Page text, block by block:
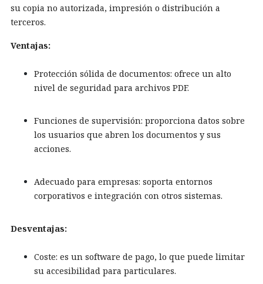
su copia no autorizada, impresión o distribución a
terceros.
Ventajas:
Protección sólida de documentos: ofrece un alto
nivel de seguridad para archivos PDF.
Funciones de supervisión: proporciona datos sobre
los usuarios que abren los documentos y sus
acciones.
Adecuado para empresas: soporta entornos
corporativos e integración con otros sistemas.
Desventajas:
Coste: es un software de pago, lo que puede limitar
su accesibilidad para particulares.